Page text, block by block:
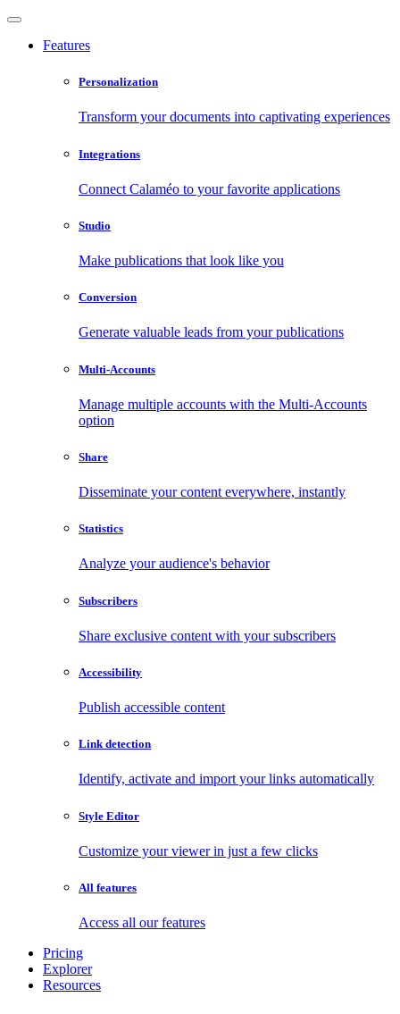
Features
Personalization
Transform your documents into captivating experiences
Integrations
Connect Calaméo to your favorite applications
Studio
Make publications that look like you
Conversion
Generate valuable leads from your publications
Multi-Accounts
Manage multiple accounts with the Multi-Accounts
option
Share
Disseminate your content everywhere, instantly
Statistics
Analyze your audience's behavior
Subscribers
Share exclusive content with your subscribers
Accessibility
Publish accessible content
Link detection
Identify, activate and import your links automatically
Style Editor
Customize your viewer in just a few clicks
All features
Access all our features
Pricing
Explorer
Resources